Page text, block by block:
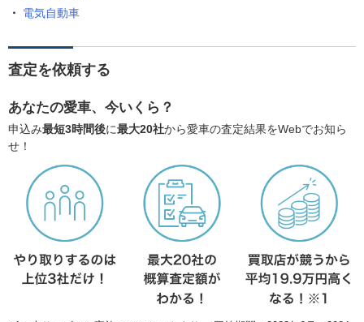
電気自動車
査定を依頼する
あなたの愛車、今いくら？
申込み最短3時間後に最大20社から愛車の査定結果をWebでお知ら
せ！